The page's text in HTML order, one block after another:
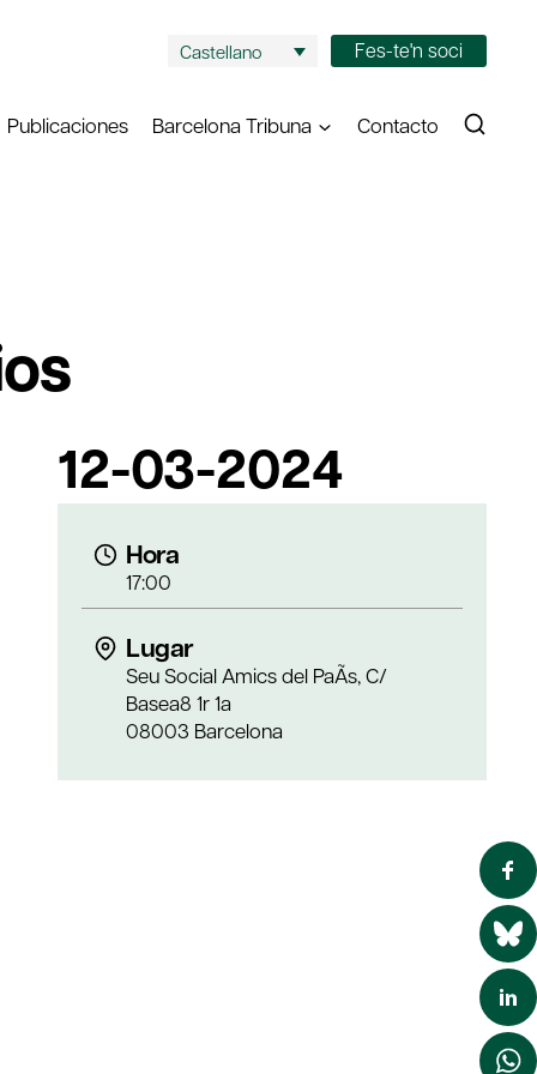
Castellano Fes-te'n soci
Publicaciones Barcelona Tribuna Contacto
12-03-2024
Hora
17:00
Lugar
Seu Social Amics del PaÃ­s, C/
Basea8 1r 1a
08003 Barcelona